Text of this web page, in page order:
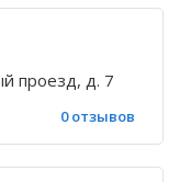
проезд, д. 7
0 отзывов